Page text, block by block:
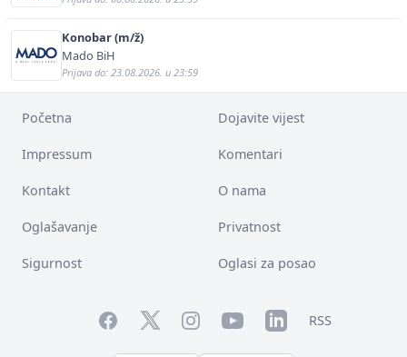
Konobar (m/ž)
Mado BiH
Prijava do: 23.08.2026. u 23:59
Početna Dojavite vijest
Impressum Komentari
Kontakt O nama
Oglašavanje Privatnost
Sigurnost Oglasi za posao
FacebookTwitterInstagramYouTubeLinkedInRSS